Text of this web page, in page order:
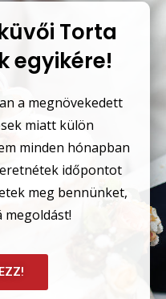
Torta
egyikére!
a megnövekedett
miatt külön
minden hónapban
időpontot
meg bennünket,